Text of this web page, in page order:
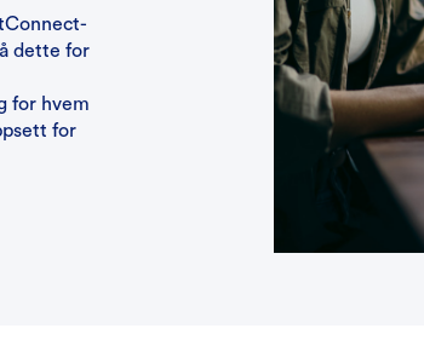
dette for
for hvem
for